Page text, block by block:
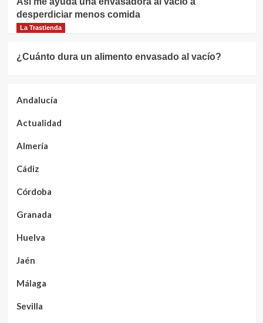
desperdiciar menos comida
La Trastienda
¿Cuánto dura un alimento envasado al vacío?
Andalucía
Actualidad
Almería
Cádiz
Córdoba
Granada
Huelva
Jaén
Málaga
Sevilla